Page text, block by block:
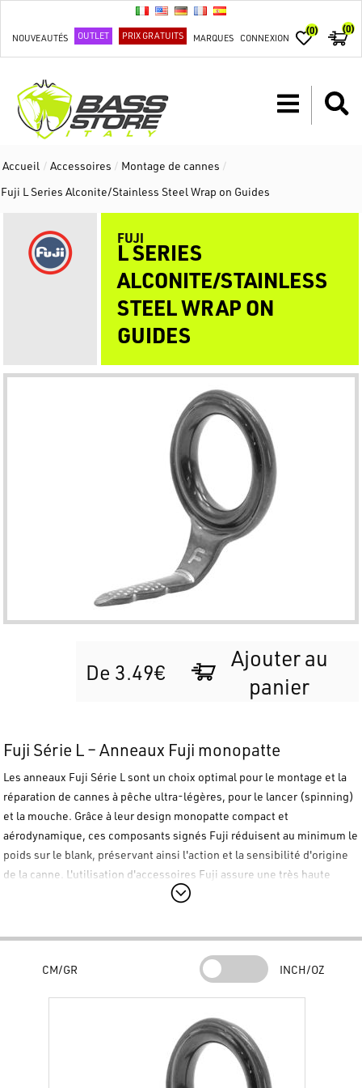
NOUVEAUTÉS OUTLET PRIX GRATUITS MARQUES CONNEXION
(0) (0)
Accueil / Accessoires / Montage de cannes /
Fuji L Series Alconite/Stainless Steel Wrap on Guides
FUJI
L SERIES
ALCONITE/STAINLESS
STEEL WRAP ON
GUIDES
De 3.49€
Ajouter au
panier
Fuji Série L – Anneaux Fuji monopatte
Les anneaux Fuji Série Lsont un choix optimal pour le montage et la
réparation de cannes à pêche ultra-légères, pour le lancer (spinning)
et la mouche. Grâce à leur design monopatte compact et
aérodynamique, ces composants signés Fuji réduisent au minimum le
poids sur le blank, préservant ainsi l'action et la sensibilité d'origine
de la canne. L'utilisation d'accessoires Fuji assure une très haute
fiabilité structurelle, même sur les blanks les plus fins et les plus
Caractéristiques Principales :
Le profil structurel est optimisé spécifiquement pour le scion et les
Eging. Sa forme réduit au minimum l'encombrement et l'impact visuel
CM/GR INCH/OZ